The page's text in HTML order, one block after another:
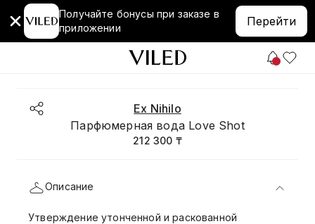
Получайте бонусы при заказе в
приложении
Перейти
Ex Nihilo
Парфюмерная вода Love Shot
212 300 ₸
Описание
Утверждение утонченной и раскованной